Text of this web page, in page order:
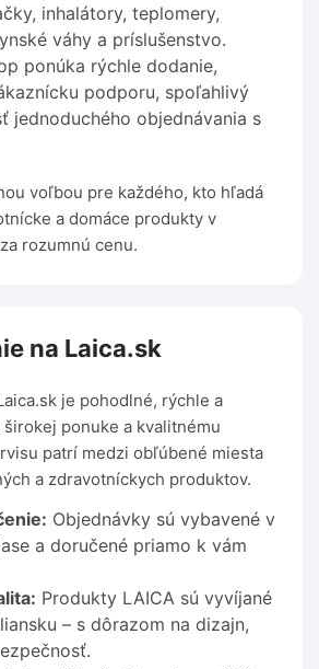
inhalátory, teplomery,
váhy a príslušenstvo.
ponúka rýchle dodanie,
podporu, spoľahlivý
jednoduchého objednávania s
voľbou pre každého, kto hľadá
a domáce produkty v
rozumnú cenu.
na Laica.sk
je pohodlné, rýchle a
širokej ponuke a kvalitnému
patrí medzi obľúbené miesta
a zdravotníckych produktov.
Objednávky sú vybavené v
a doručené priamo k vám
Produkty LAICA sú vyvíjané
– s dôrazom na dizajn,